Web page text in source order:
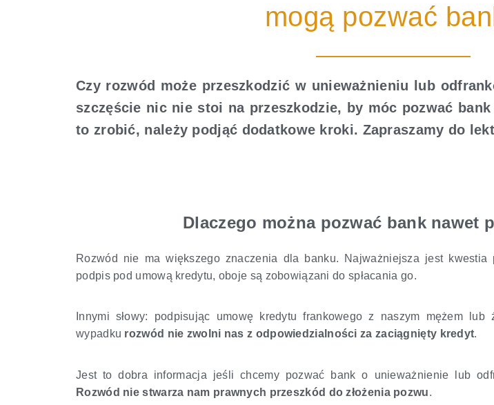
mogą pozwać
Czy rozwód może przeszkodzić w unieważnieniu lub
szczęście nic nie stoi na przeszkodzie, by móc pozwać
to zrobić, należy podjąć dodatkowe kroki. Zapraszamy do
Dlaczego można pozwać bank nawet
Rozwód nie ma większego znaczenia dla banku. Najważniejsza jest kwestia
podpis pod umową kredytu, oboje są zobowiązani do spłacania go.
Innymi słowy: podpisując umowę kredytu frankowego z naszym mężem
wypadku rozwód nie zwolni nas z odpowiedzialności za zaciągnięty kredyt.
Jest to dobra informacja jeśli chcemy pozwać bank o unieważnienie lub
Rozwód nie stwarza nam prawnych przeszkód do złożenia pozwu.